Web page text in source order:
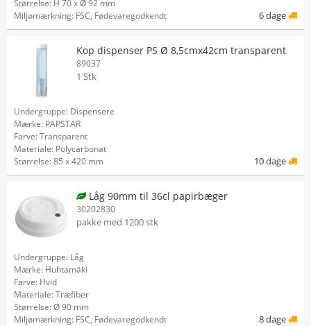
Størrelse: H 70 x Ø 92 mm
Miljømærkning: FSC, Fødevaregodkendt
6 dage
Kop dispenser PS Ø 8,5cmx42cm transparent
89037
1 Stk
Undergruppe: Dispensere
Mærke: PAPSTAR
Farve: Transparent
Materiale: Polycarbonat
Størrelse: 85 x 420 mm
10 dage
Låg 90mm til 36cl papirbæger
30202830
pakke med 1200 stk
Undergruppe: Låg
Mærke: Huhtamäki
Farve: Hvid
Materiale: Træfiber
Størrelse: Ø 90 mm
Miljømærkning: FSC, Fødevaregodkendt
8 dage